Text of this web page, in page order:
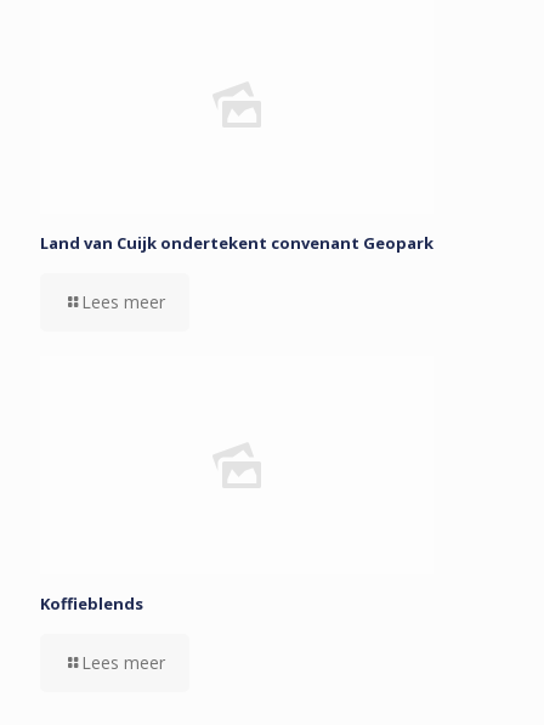
Land van Cuijk ondertekent convenant Geopark
Lees meer
Koffieblends
Lees meer